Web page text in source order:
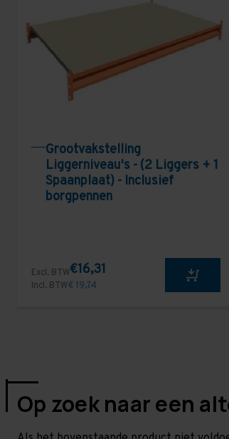
Grootvakstelling
Liggerniveau's - (2 Liggers + 1
Spaanplaat) - Inclusief
borgpennen
Excl. BTW€16,31
Incl. BTW€ 19,74
Op zoek naar een